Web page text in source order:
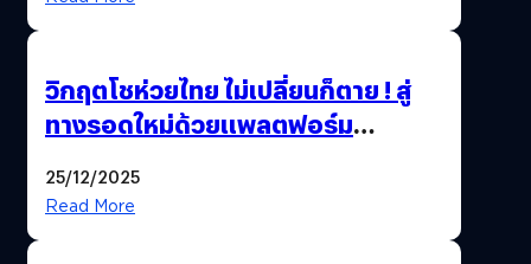
วิกฤตโชห่วยไทย ไม่เปลี่ยนก็ตาย ! สู่
ทางรอดใหม่ด้วยแพลตฟอร์ม
25/12/2025
Read More